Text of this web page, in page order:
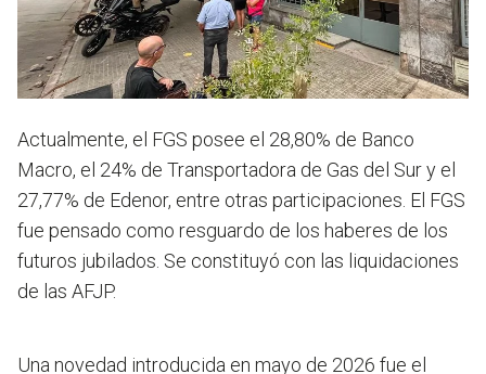
Actualmente, el FGS posee el 28,80% de Banco
Macro, el 24% de Transportadora de Gas del Sur y el
27,77% de Edenor, entre otras participaciones. El FGS
fue pensado como resguardo de los haberes de los
futuros jubilados. Se constituyó con las liquidaciones
de las AFJP.
Una novedad introducida en mayo de 2026 fue el